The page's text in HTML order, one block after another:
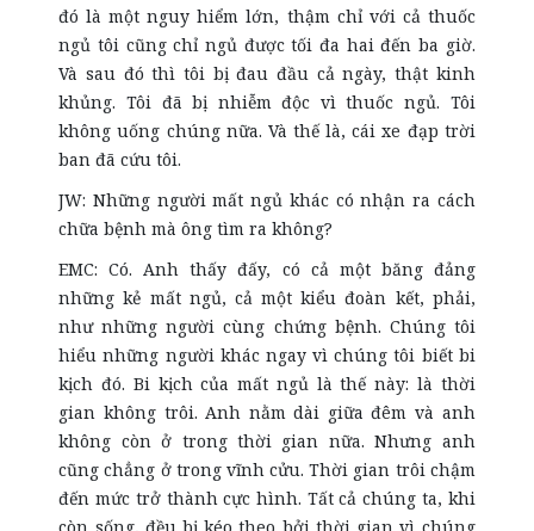
đó là một nguy hiểm lớn, thậm chỉ với cả thuốc
ngủ tôi cũng chỉ ngủ được tối đa hai đến ba giờ.
Và sau đó thì tôi bị đau đầu cả ngày, thật kinh
khủng. Tôi đã bị nhiễm độc vì thuốc ngủ. Tôi
không uống chúng nữa. Và thế là, cái xe đạp trời
ban đã cứu tôi.
JW: Những người mất ngủ khác có nhận ra cách
chữa bệnh mà ông tìm ra không?
EMC: Có. Anh thấy đấy, có cả một băng đảng
những kẻ mất ngủ, cả một kiểu đoàn kết, phải,
như những người cùng chứng bệnh. Chúng tôi
hiểu những người khác ngay vì chúng tôi biết bi
kịch đó. Bi kịch của mất ngủ là thế này: là thời
gian không trôi. Anh nằm dài giữa đêm và anh
không còn ở trong thời gian nữa. Nhưng anh
cũng chẳng ở trong vĩnh cửu. Thời gian trôi chậm
đến mức trở thành cực hình. Tất cả chúng ta, khi